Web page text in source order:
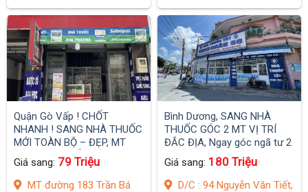
Quận Gò Vấp ! CHỐT
NHANH ! SANG NHÀ THUỐC
MỚI TOÀN BỘ – ĐẸP, MT
đường KDC RẤT ĐÔNG
PHÒNG TRỌ CĂN HỘ NHIỀU
.
Giá sang: 79 Triệu
MT đường 183 Trần Bá
Bình Dương, SANG NHÀ
THUỐC GÓC 2 MT VỊ TRÍ
ĐẮC ĐỊA, Ngay góc ngã tư 2
đường lớn trung tâm Lái
Thiêu
Giá sang: 180 Triệu
D/C : 94 Nguyễn Văn Tiết,